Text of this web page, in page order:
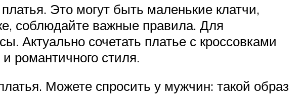
Это могут быть маленькие клатчи,
соблюдайте важные правила. Для
Актуально сочетать платье с кроссовками
романтичного стиля.
Можете спросить у мужчин: такой образ